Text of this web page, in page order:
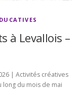
à Levallois –
| Activités créatives
du mois de mai